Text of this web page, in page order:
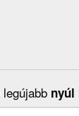
nyúl